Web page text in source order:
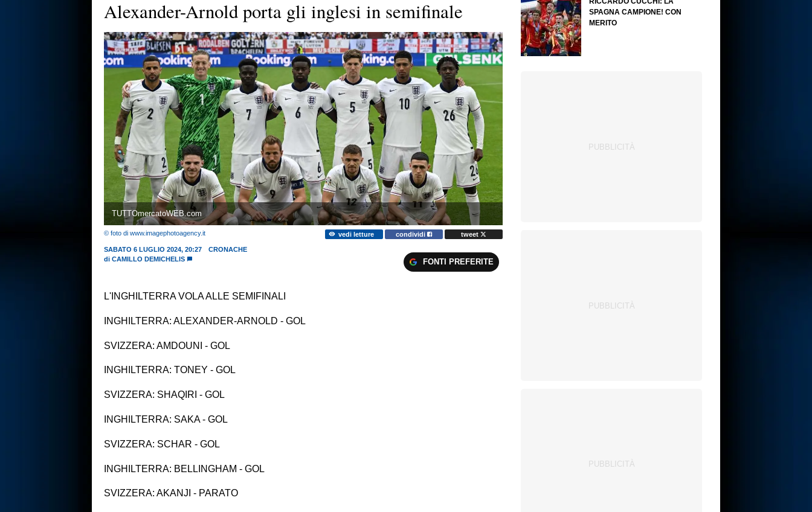
Alexander-Arnold porta gli inglesi in semifinale
TUTTOmercatoWEB.com
© foto di www.imagephotoagency.it vedi letture condividi tweet
SABATO 6 LUGLIO 2024, 20:27
CRONACHE
di CAMILLO DEMICHELIS FONTI PREFERITE
L'INGHILTERRA VOLA ALLE SEMIFINALI
INGHILTERRA: ALEXANDER-ARNOLD - GOL
SVIZZERA: AMDOUNI - GOL
INGHILTERRA: TONEY - GOL
SVIZZERA: SHAQIRI - GOL
INGHILTERRA: SAKA - GOL
SVIZZERA: SCHAR - GOL
INGHILTERRA: BELLINGHAM - GOL
SVIZZERA: AKANJI - PARATO
SPAGNA CAMPIONE! CON
MERITO